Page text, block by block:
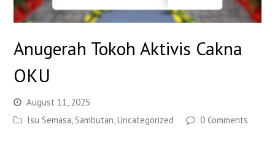
Anugerah Tokoh Aktivis Cakna
OKU
August 11, 2025
Isu Semasa,Sambutan,Uncategorized 0 Comments